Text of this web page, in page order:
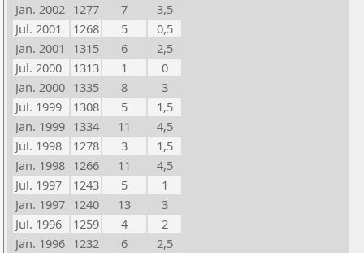
Jan. 2002 1277 7
3,5
Jul. 2001
1268 5
0,5
Jan. 2001
1315 6
2,5
Jul. 2000
1313 1
0
Jan. 2000 1335 8
3
Jul. 1999
1308 5
1,5
Jan. 1999 1334 11
4,5
Jul. 1998
1278 3
1,5
Jan. 1998 1266 11
4,5
Jul. 1997
1243 5
1
Jan. 1997 1240 13
3
Jul. 1996
1259 4
2
Jan. 1996 1232 6
2,5